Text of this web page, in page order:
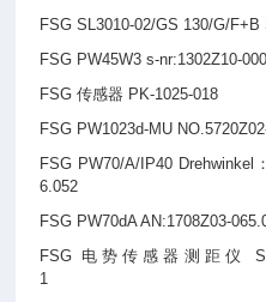
FSG SL3010-02/GS 130/G/F+B
FSG PW45W3 s-nr:1302Z10-
FSG传感器 PK-1025-018
FSG PW1023d-MU
FSG PW70/A/IP40 Drehwinkel
6.052
FSG PW70dA AN:1708Z03-
FSG 电势传感器测距仪
1